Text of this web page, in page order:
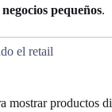
pequeños.
el retail
mostrar productos